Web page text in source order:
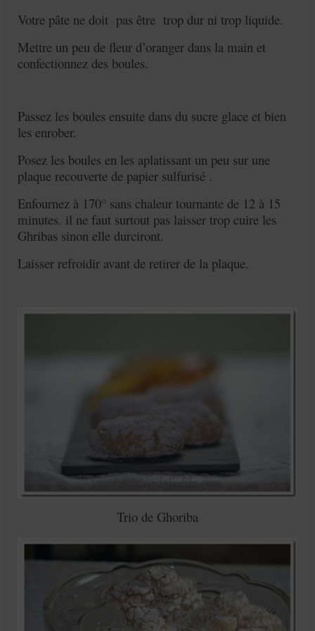
Votre pâte ne doit pas être trop dur ni trop liquide.
Mettre un peu de fleur d’oranger dans la main et
confectionnez des boules.
Passez les boules ensuite dans du sucre glace et bien
les enrober.
Posez les boules en les aplatissant un peu sur une
plaque recouverte de papier sulfurisé .
Enfournez à 170° sans chaleur tournante de 12 à 15
minutes. il ne faut surtout pas laisser trop cuire les
Ghribas sinon elle durciront.
Laisser refroidir avant de retirer de la plaque.
Trio de Ghoriba